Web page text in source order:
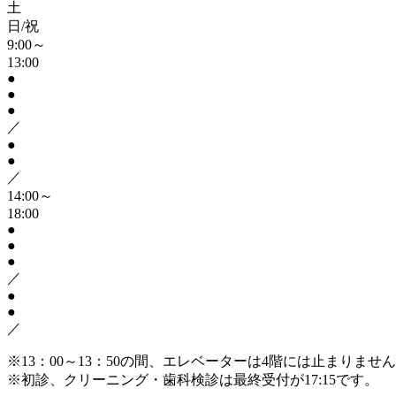
土
日/祝
9:00～
13:00
●
●
●
／
●
●
／
14:00～
18:00
●
●
●
／
●
●
／
※13：00～13：50の間、エレベーターは4階には止まりませ
※初診、クリーニング・歯科検診は最終受付が17:15です。